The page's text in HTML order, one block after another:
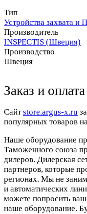
Тип
Устройства захвата и
Производитель
INSPECTIS (Швеция)
Производство
Швеция
Заказ и оплата
Cайтstore.argus-x.ru
популярных товаров
Наше оборудование
Таможенного союза
дилеров. Дилерская
партнеров, которые
регионах. Мы не
и автоматических
можете попросить
наше оборудование.